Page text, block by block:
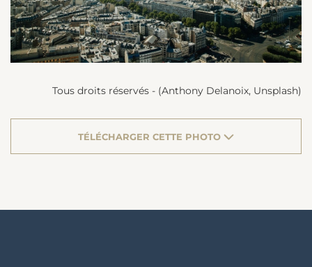
Tous droits réservés - (Anthony Delanoix, Unsplash)
TÉLÉCHARGER CETTE PHOTO